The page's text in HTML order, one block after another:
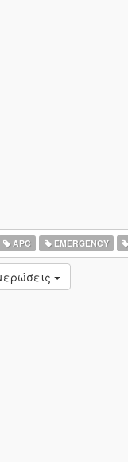
APC EMERGENCY